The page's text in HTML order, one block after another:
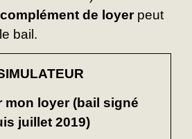
complément de loyerpeut
bail.
mon loyer (bail signé
juillet 2019)